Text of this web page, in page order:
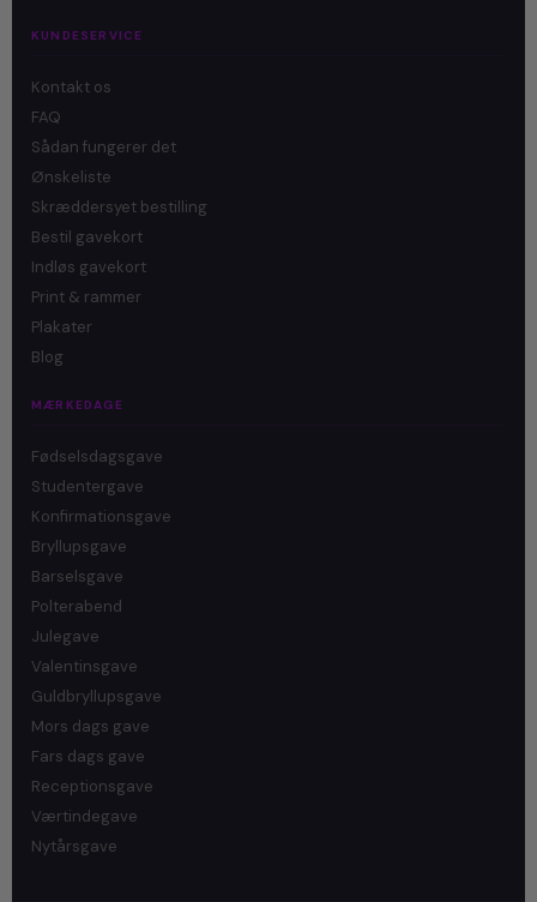
KUNDESERVICE
Kontakt os
FAQ
Sådan fungerer det
Ønskeliste
Skræddersyet bestilling
Bestil gavekort
Indløs gavekort
Print & rammer
Plakater
Blog
MÆRKEDAGE
Fødselsdagsgave
Studentergave
Konfirmationsgave
Bryllupsgave
Barselsgave
Polterabend
Julegave
Valentinsgave
Guldbryllupsgave
Mors dags gave
Fars dags gave
Receptionsgave
Værtindegave
Nytårsgave